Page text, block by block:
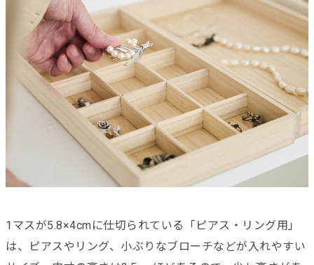
1マスが5.8×4cmに仕切られている「ピアス・リング用」
は、ピアスやリング、小ぶりなブローチなどが入れやすい